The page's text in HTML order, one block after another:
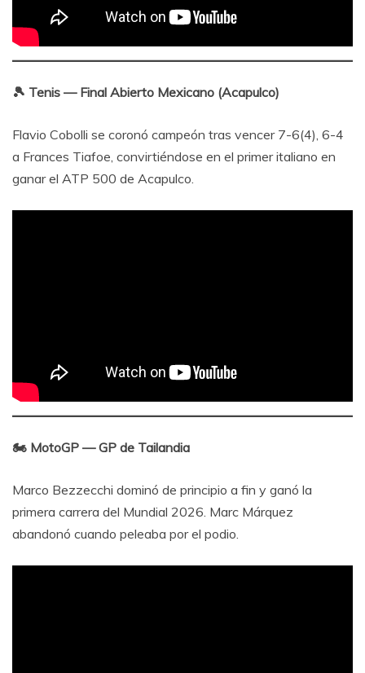
🎾 Tenis — Final Abierto Mexicano (Acapulco)
Flavio Cobolli se coronó campeón tras vencer 7-6(4), 6-4
a Frances Tiafoe, convirtiéndose en el primer italiano en
ganar el ATP 500 de Acapulco.
🏍 MotoGP — GP de Tailandia
Marco Bezzecchi dominó de principio a fin y ganó la
primera carrera del Mundial 2026. Marc Márquez
abandonó cuando peleaba por el podio.